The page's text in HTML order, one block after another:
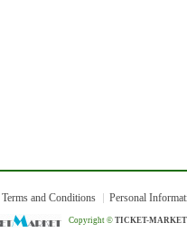
Terms and Conditions Personal
Copyright © TICKET-